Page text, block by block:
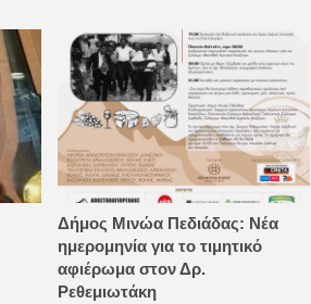
Δήμος Μινώα Πεδιάδας: Νέα
ημερομηνία για το τιμητικό
αφιέρωμα στον Δρ.
Ρεθεμιωτάκη